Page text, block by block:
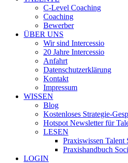
C-Level Coaching
Coaching
Bewerber
ÜBER UNS
Wir sind Intercessio
20 Jahre Intercessio
Anfahrt
Datenschutzerklärung
Kontakt
Impressum
WISSEN
Blog
Kostenloses Strategie-
Hotspot Newsletter für
LESEN
Praxiswissen Talent
Praxishandbuch
LOGIN